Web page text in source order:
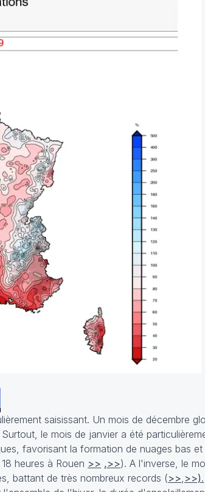
saisissant. Un mois de décembre
le mois de janvier a été
favorisant la formation de nuages bas et
heures à Rouen >> ,>>). A l'inverse, le
battant de très nombreux records (>> >>).